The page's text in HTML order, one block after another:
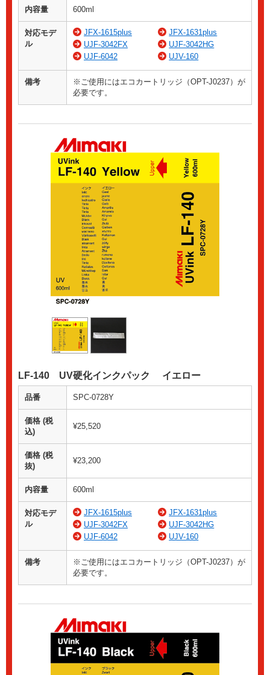
内容量 600ml
対応モデ
ル
JFX-1615plus
JFX-1631plus
UJF-3042FX
UJF-3042HG
UJF-6042
UJV-160
備考
※ご使用にはエコカートリッジ（OPT-J0237）が
必要です。
LF-140 UV硬化インクパック イエロー
品番 SPC-0728Y
価格 (税
込)
¥25,520
価格 (税
抜)
¥23,200
内容量 600ml
対応モデ
ル
JFX-1615plus
JFX-1631plus
UJF-3042FX
UJF-3042HG
UJF-6042
UJV-160
備考
※ご使用にはエコカートリッジ（OPT-J0237）が
必要です。